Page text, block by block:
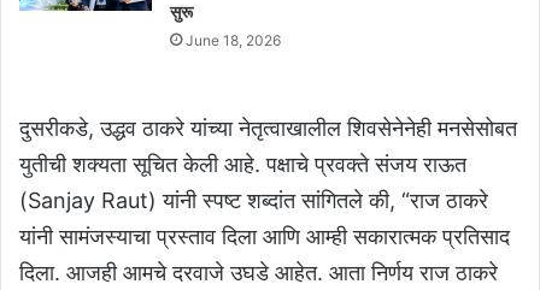
सुरू
June 18, 2026
दुसरीकडे, उद्धव ठाकरे यांच्या नेतृत्वाखालील शिवसेनेनेही मनसेसोबत
युतीची शक्यता सूचित केली आहे. पक्षाचे प्रवक्ते संजय राऊत
(Sanjay Raut) यांनी स्पष्ट शब्दांत सांगितले की, “राज ठाकरे
यांनी सामंजस्याचा प्रस्ताव दिला आणि आम्ही सकारात्मक प्रतिसाद
दिला. आजही आमचे दरवाजे उघडे आहेत. आता निर्णय राज ठाकरे